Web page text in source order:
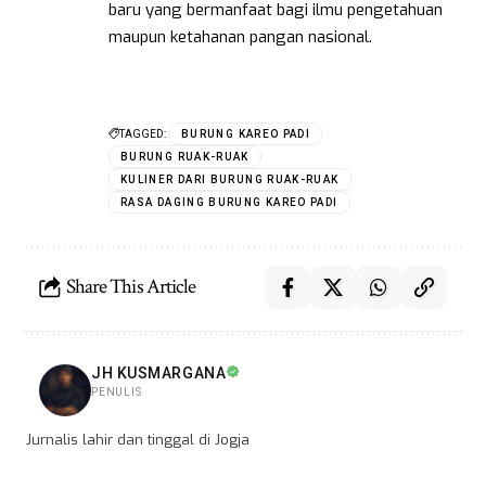
baru yang bermanfaat bagi ilmu pengetahuan
maupun ketahanan pangan nasional.
TAGGED:
BURUNG KAREO PADI
BURUNG RUAK-RUAK
KULINER DARI BURUNG RUAK-RUAK
RASA DAGING BURUNG KAREO PADI
Share This Article
JH KUSMARGANA
PENULIS
Jurnalis lahir dan tinggal di Jogja